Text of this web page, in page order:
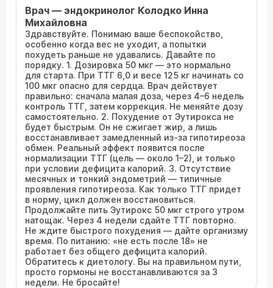
Врач — эндокринолог Колодко Инна
Михайловна
Здравствуйте. Понимаю ваше беспокойство,
особенно когда вес не уходит, а попытки
похудеть раньше не удавались. Давайте по
порядку. 1. Дозировка 50 мкг — это нормально
для старта. При ТТГ 6,0 и весе 125 кг начинать со
100 мкг опасно для сердца. Врач действует
правильно: сначала малая доза, через 4–6 недель
контроль ТТГ, затем коррекция. Не меняйте дозу
самостоятельно. 2. Похудение от Эутирокса не
будет быстрым. Он не сжигает жир, а лишь
восстанавливает замедленный из-за гипотиреоза
обмен. Реальный эффект появится после
нормализации ТТГ (цель — около 1–2), и только
при условии дефицита калорий. 3. Отсутствие
месячных и тонкий эндометрий — типичные
проявления гипотиреоза. Как только ТТГ придет
в норму, цикл должен восстановиться.
Продолжайте пить Эутирокс 50 мкг строго утром
натощак. Через 4 недели сдайте ТТГ повторно.
Не ждите быстрого похудения — дайте организму
время. По питанию: «не есть после 18» не
работает без общего дефицита калорий.
Обратитесь к диетологу. Вы на правильном пути,
просто гормоны не восстанавливаются за 3
недели. Не бросайте!